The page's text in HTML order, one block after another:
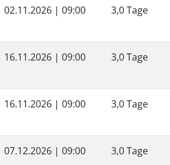
02.11.2026 | 09:00 3,0 Tage
16.11.2026 | 09:00 3,0 Tage
16.11.2026 | 09:00 3,0 Tage
07.12.2026 | 09:00 3,0 Tage